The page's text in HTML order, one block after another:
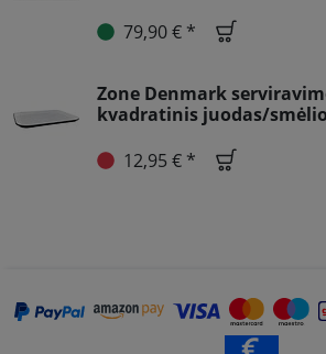
79,90 € *
Zone Denmark
kvadratinis juodas/
12,95 € *